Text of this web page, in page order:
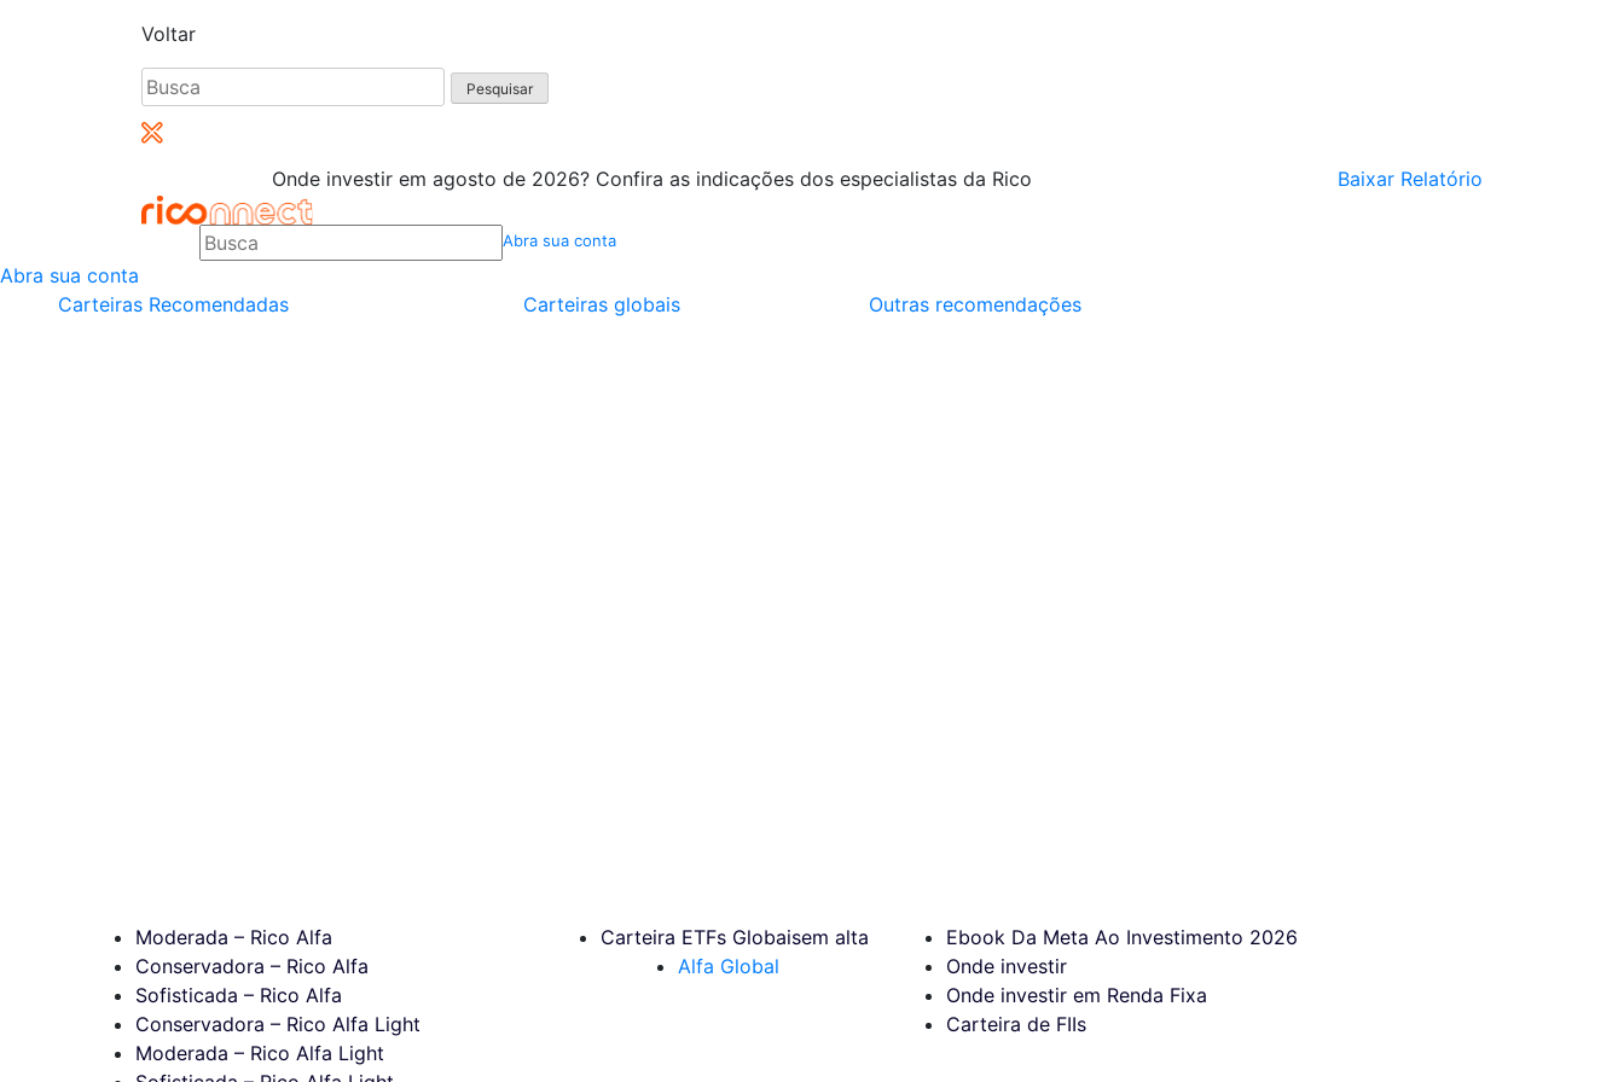
Voltar
Pesquisar
por:
Onde investir em agosto de 2026? Confira as indicações dos especialistas da Rico Baixar Relatório
Abra sua conta
Abra sua conta
Carteiras Recomendadas
Moderada – Rico Alfa
Conservadora – Rico Alfa
Sofisticada – Rico Alfa
Conservadora – Rico Alfa Light
Moderada – Rico Alfa Light
Carteiras globais
Carteira ETFs Globaisem alta
Alfa Global
Outras recomendações
Ebook Da Meta Ao Investimento 2026
Onde investir
Onde investir em Renda Fixa
Carteira de FIIs